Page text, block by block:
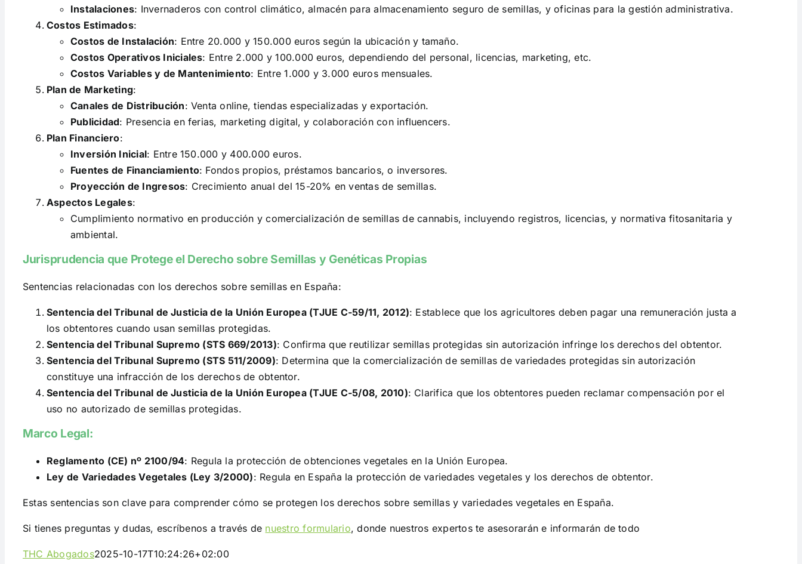
Instalaciones: Invernaderos con control climático, almacén para almacenamiento seguro de semillas, y oficinas para la gestión administrativa.
Costos Estimados:
Costos de Instalación: Entre 20.000 y 150.000 euros según la ubicación y tamaño.
Costos Operativos Iniciales: Entre 2.000 y 100.000 euros, dependiendo del personal, licencias, marketing, etc.
Costos Variables y de Mantenimiento: Entre 1.000 y 3.000 euros mensuales.
Plan de Marketing:
Canales de Distribución: Venta online, tiendas especializadas y exportación.
Publicidad: Presencia en ferias, marketing digital, y colaboración con influencers.
Plan Financiero:
Inversión Inicial: Entre 150.000 y 400.000 euros.
Fuentes de Financiamiento: Fondos propios, préstamos bancarios, o inversores.
Proyección de Ingresos: Crecimiento anual del 15-20% en ventas de semillas.
Aspectos Legales:
Cumplimiento normativo en producción y comercialización de semillas de cannabis, incluyendo registros, licencias, y normativa fitosanitaria y
ambiental.
Jurisprudencia que Protege el Derecho sobre Semillas y Genéticas Propias
Sentencias relacionadas con los derechos sobre semillas en España:
Sentencia del Tribunal de Justicia de la Unión Europea (TJUE C-59/11, 2012): Establece que los agricultores deben pagar una remuneración justa a
los obtentores cuando usan semillas protegidas.
Sentencia del Tribunal Supremo (STS 669/2013): Confirma que reutilizar semillas protegidas sin autorización infringe los derechos del obtentor.
Sentencia del Tribunal Supremo (STS 511/2009): Determina que la comercialización de semillas de variedades protegidas sin autorización
constituye una infracción de los derechos de obtentor.
Sentencia del Tribunal de Justicia de la Unión Europea (TJUE C-5/08, 2010): Clarifica que los obtentores pueden reclamar compensación por el
uso no autorizado de semillas protegidas.
Marco Legal:
Reglamento (CE) nº 2100/94: Regula la protección de obtenciones vegetales en la Unión Europea.
Ley de Variedades Vegetales (Ley 3/2000): Regula en España la protección de variedades vegetales y los derechos de obtentor.
Estas sentencias son clave para comprender cómo se protegen los derechos sobre semillas y variedades vegetales en España.
Si tienes preguntas y dudas, escríbenos a través de nuestro formulario, donde nuestros expertos te asesorarán e informarán de todo
THC Abogados2025-10-17T10:24:26+02:00